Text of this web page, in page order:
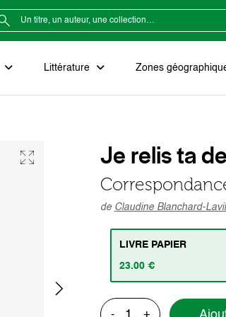
Littérature Zones
Je relis ta
de Claudine Blanchard-
LIVRE PAPIER
23.00 €
- +